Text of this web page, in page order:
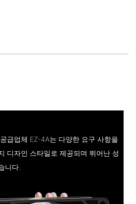
공급업체 EZ-4A는 다양한 요구 사항을
디자인 스타일로 제공되며 뛰어난 성
니다.